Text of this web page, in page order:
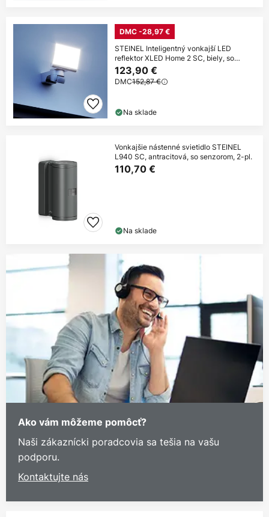
DMC -28,97 €
STEINEL Inteligentný vonkajší LED
reflektor XLED Home 2 SC, biely, so
senzorom
123,90 €
DMC152,87 €
Na sklade
Vonkajšie nástenné svietidlo STEINEL
L940 SC, antracitová, so senzorom, 2-pl.
110,70 €
Na sklade
Ako vám môžeme pomôcť?
Naši zákaznícki poradcovia sa tešia na vašu
podporu.
Kontaktujte nás